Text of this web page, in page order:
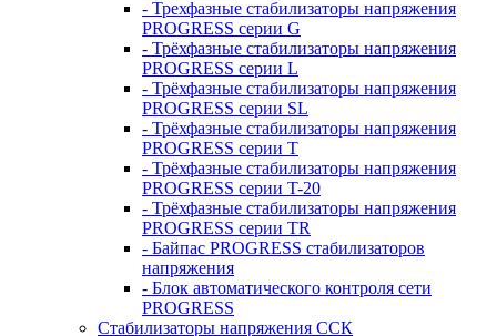
- Трехфазные стабилизаторы напряжения
PROGRESS серии G
- Трёхфазные стабилизаторы напряжения
PROGRESS серии L
- Трёхфазные стабилизаторы напряжения
PROGRESS серии SL
- Трёхфазные стабилизаторы напряжения
PROGRESS серии T
- Трёхфазные стабилизаторы напряжения
PROGRESS серии T-20
- Трёхфазные стабилизаторы напряжения
PROGRESS серии TR
- Байпас PROGRESS стабилизаторов
напряжения
- Блок автоматического контроля сети
PROGRESS
Стабилизаторы напряжения ССК